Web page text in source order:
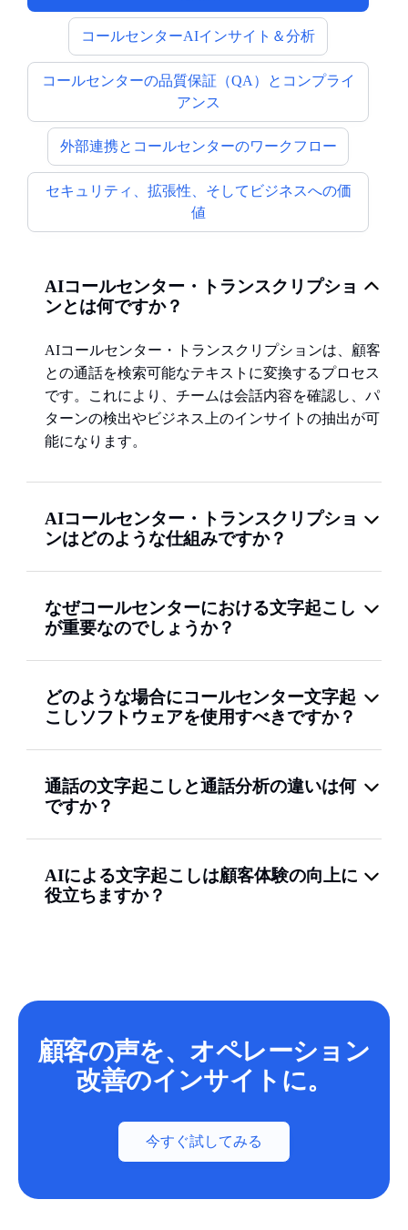
コールセンターAIインサイト＆分析
コールセンターの品質保証（QA）とコンプライ
アンス
外部連携とコールセンターのワークフロー
セキュリティ、拡張性、そしてビジネスへの価
値
AIコールセンター・トランスクリプショ
ンとは何ですか？
AIコールセンター・トランスクリプションは、顧客
との通話を検索可能なテキストに変換するプロセス
です。これにより、チームは会話内容を確認し、パ
ターンの検出やビジネス上のインサイトの抽出が可
能になります。
AIコールセンター・トランスクリプショ
ンはどのような仕組みですか？
なぜコールセンターにおける文字起こし
が重要なのでしょうか？
どのような場合にコールセンター文字起
こしソフトウェアを使用すべきですか？
通話の文字起こしと通話分析の違いは何
ですか？
AIによる文字起こしは顧客体験の向上に
役立ちますか？
顧客の声を、オペレーション
改善のインサイトに。
今すぐ試してみる